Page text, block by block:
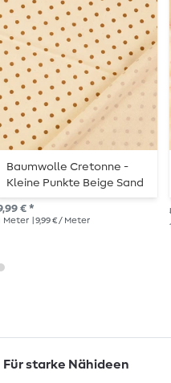
Baumwolle Cretonne -
Kleine Punkte Beige Sand
Wash
€ *
Meter | 9,99 € / Meter
Für starke Nähideen